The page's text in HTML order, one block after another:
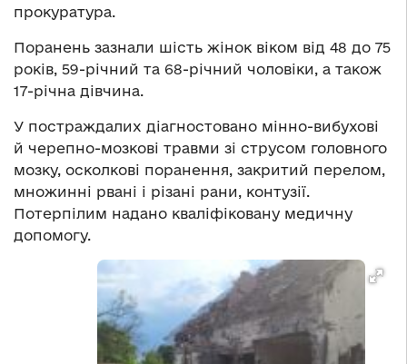
прокуратура.
Поранень зазнали шість жінок віком від 48 до 75
років, 59-річний та 68-річний чоловіки, а також
17-річна дівчина.
У постраждалих діагностовано мінно-вибухові
й черепно-мозкові травми зі струсом головного
мозку, осколкові поранення, закритий перелом,
множинні рвані і різані рани, контузії.
Потерпілим надано кваліфіковану медичну
допомогу.